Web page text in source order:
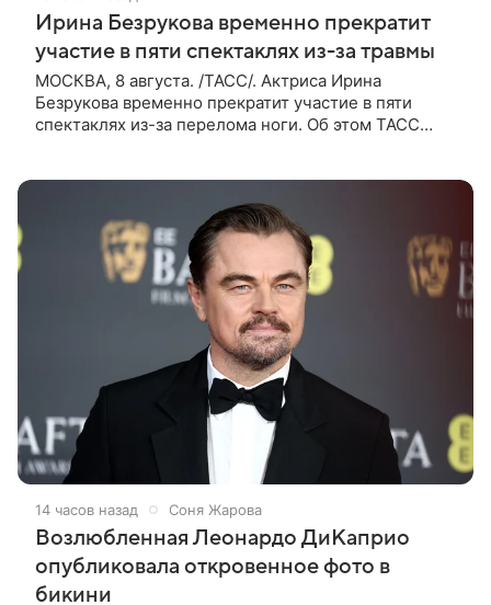
Ирина Безрукова временно прекратит
участие в пяти спектаклях из-за травмы
МОСКВА, 8 августа. /ТАСС/. Актриса Ирина
Безрукова временно прекратит участие в пяти
спектаклях из-за перелома ноги. Об этом ТАСС
14 часов назад Соня Жарова
Возлюбленная Леонардо ДиКаприо
опубликовала откровенное фото в
бикини